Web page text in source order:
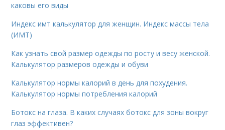
каковы его виды
Индекс имт калькулятор для женщин. Индекс массы тела
(ИМТ)
Как узнать свой размер одежды по росту и весу женской.
Калькулятор размеров одежды и обуви
Калькулятор нормы калорий в день для похудения.
Калькулятор нормы потребления калорий
Ботокс на глаза. В каких случаях ботокс для зоны вокруг
глаз эффективен?